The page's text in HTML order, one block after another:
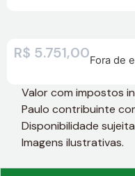
R$ 5.751,00Fora de
Valor com impostos
Paulo contribuinte
Disponibilidade
Imagens ilustrativas.